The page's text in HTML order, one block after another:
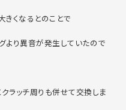
きくなるとのことで
より異音が発生していたので
ラッチ周りも併せて交換しま